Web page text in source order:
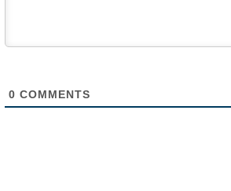
0 COMMENTS